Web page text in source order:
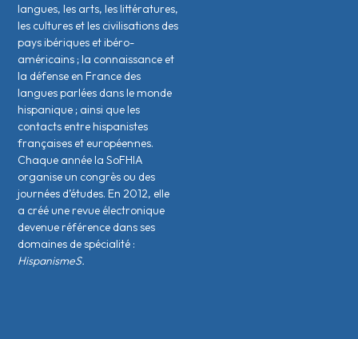
langues, les arts, les littératures,
les cultures et les civilisations des
pays ibériques et ibéro-
américains ; la connaissance et
la défense en France des
langues parlées dans le monde
hispanique ; ainsi que les
contacts entre hispanistes
français·es et européen·nes.
Chaque année la SoFHIA
organise un congrès ou des
journées d’études. En 2012, elle
a créé une revue électronique
devenue référence dans ses
domaines de spécialité :
HispanismeS.